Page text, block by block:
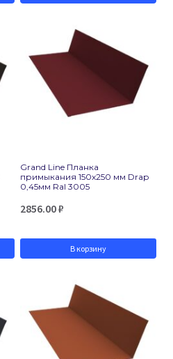
Grand Line Планка
примыкания 150х250 мм Drap
0,45мм Ral 3005
2856.00₽
В корзину